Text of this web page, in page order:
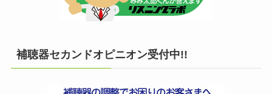
補聴器セカンドオピニオン受付中!!